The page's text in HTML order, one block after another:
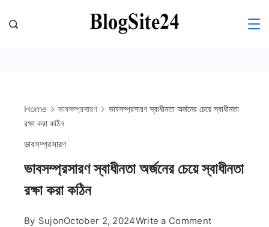
to
Home ভাবসম্প্রসারণ
ভাবসম্প্রসারণ স্বাধীনতা অর্জনের চেয়ে স্বাধীনতা
রক্ষা করা কঠিন
ভাবসম্প্রসারণ
ভাবসম্প্রসারণ স্বাধীনতা অর্জনের চেয়ে স্বাধীনতা
রক্ষা করা কঠিন
By SujonOctober 2, 2024Write a Commenton